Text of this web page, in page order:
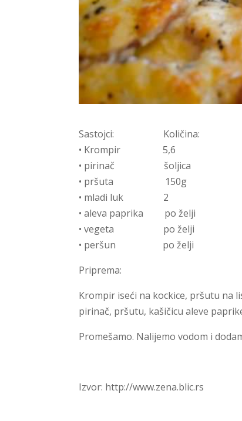
Sastojci: Količina:
• Krompir 5,6
• pirinač šoljica
• pršuta 150g
• mladi luk 2
• aleva paprika po želji
• vegeta po želji
• peršun po želji
Priprema:
Krompir iseći na kockice, pršutu na
pirinač, pršutu, kašičicu aleve
Promešamo. Nalijemo vodom i
Izvor: http://www.zena.blic.rs